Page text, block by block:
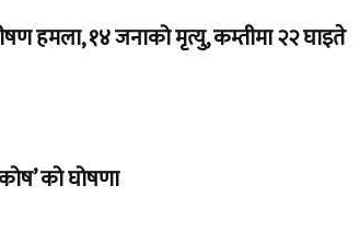
हमला, १४ जनाको मृत्यु, कम्तीमा २२ घाइते
को घोषणा